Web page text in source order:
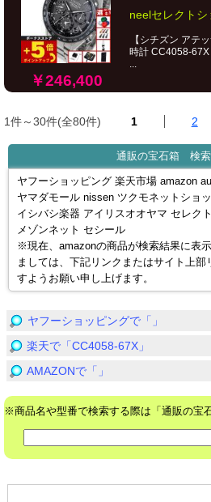
￥246,400
neelセレクトシ
【シチズン アテ
時計 CC4058-67X
...
1件～30件(全80件) 1 2
通販の宝石箱 検
ヤフーショッピング 楽天市場 amazon
ヤマダモール nissen ツクモネットショ
イシバシ楽器 アイリスオオヤマ セレク
メゾンネット セシール
※現在、amazonの商品が検索結果に表
ましては、下記リンクまたはサイト上部
すようお願い申し上げます。
ヤフーショッピングで「」
楽天で「CC4058-67X」
AMAZONで「」
※商品名や型番で検索する際は「通販の宝